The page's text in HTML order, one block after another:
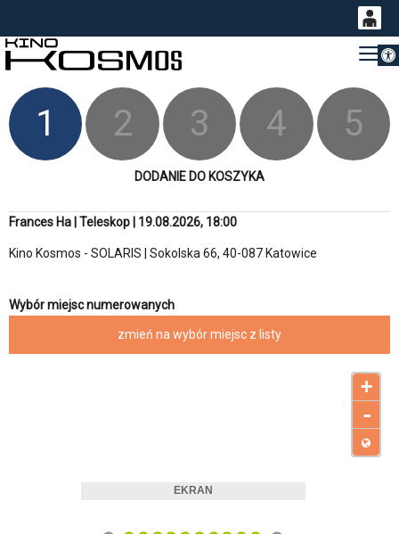
<'
0
PLN
14
1 2 3 4 5
DODANIE DO KOSZYKA
Frances Ha | Teleskop | 19.08.2026, 18:00
Kino Kosmos - SOLARIS | Sokolska 66, 40-087 Katowice
Wybór miejsc numerowanych
zmień na wybór miejsc z listy
+
-